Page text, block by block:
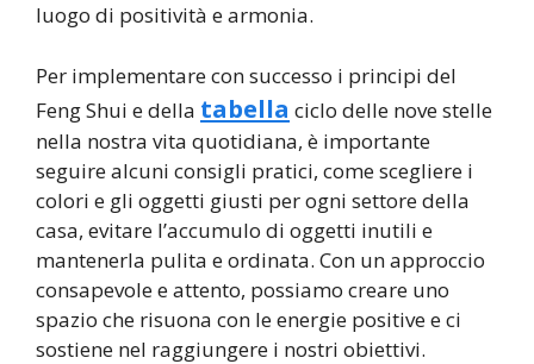
luogo di positività e armonia.
Per implementare con successo i principi del
Feng Shui e della tabella ciclo delle nove stelle
nella nostra vita quotidiana, è importante
seguire alcuni consigli pratici, come scegliere i
colori e gli oggetti giusti per ogni settore della
casa, evitare l’accumulo di oggetti inutili e
mantenerla pulita e ordinata. Con un approccio
consapevole e attento, possiamo creare uno
spazio che risuona con le energie positive e ci
sostiene nel raggiungere i nostri obiettivi.